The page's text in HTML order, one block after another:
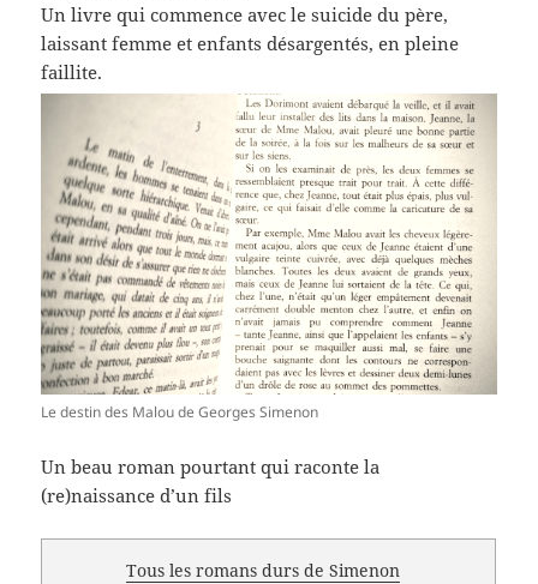
Un livre qui commence avec le suicide du père,
laissant femme et enfants désargentés, en pleine
faillite.
Le destin des Malou de Georges Simenon
Un beau roman pourtant qui raconte la
(re)naissance d’un fils
Tous les romans durs de Simenon